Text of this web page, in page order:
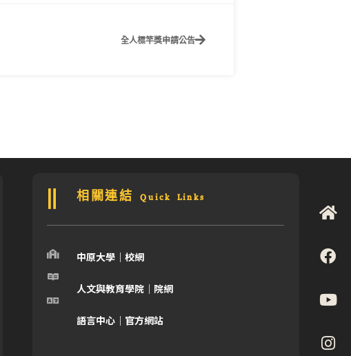
全人標竿獎申請公告
相關連結 Quick Links
中原大學｜校網
人文與教育學院｜院網
語言中心｜官方網站